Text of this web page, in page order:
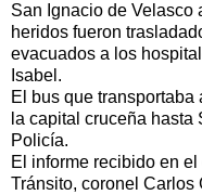
San Ignacio de Velasco
heridos fueron
evacuados a los
Isabel.
El bus que
la capital cruceña
Policía.
El informe recibido en
Tránsito, coronel Carlos